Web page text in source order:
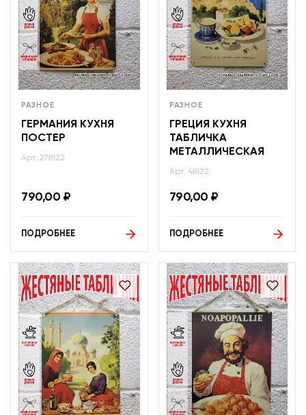
РАЗНОЕ
ГЕРМАНИЯ КУХНЯ
ПОСТЕР
Арт: 278122
790,00 ₽
ПОДРОБНЕЕ
РАЗНОЕ
ГРЕЦИЯ КУХНЯ
ТАБЛИЧКА
МЕТАЛЛИЧЕСКАЯ
Арт: 48122
790,00 ₽
ПОДРОБНЕЕ